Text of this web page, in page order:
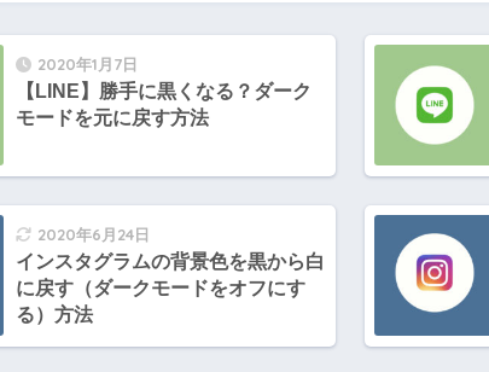
2020年1月7日
【LINE】勝手に黒くなる？ダーク
モードを元に戻す方法
2020年6月24日
インスタグラムの背景色を黒から白
に戻す（ダークモードをオフにす
る）方法